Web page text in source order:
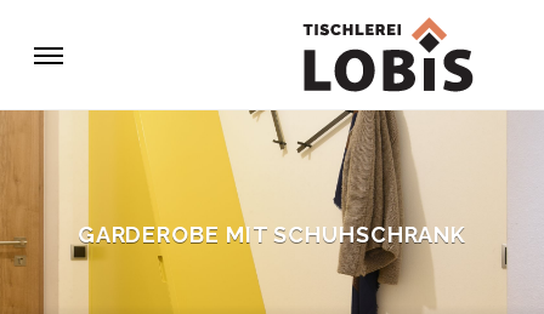
GARDEROBE MIT SCHUHSCHRANK